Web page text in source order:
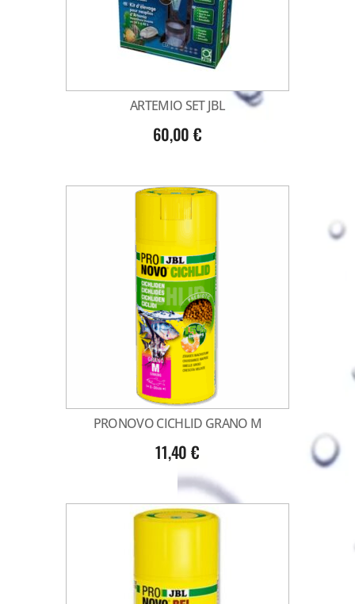
ARTEMIO SET JBL
60,00 €
PRONOVO CICHLID GRANO M
11,40 €